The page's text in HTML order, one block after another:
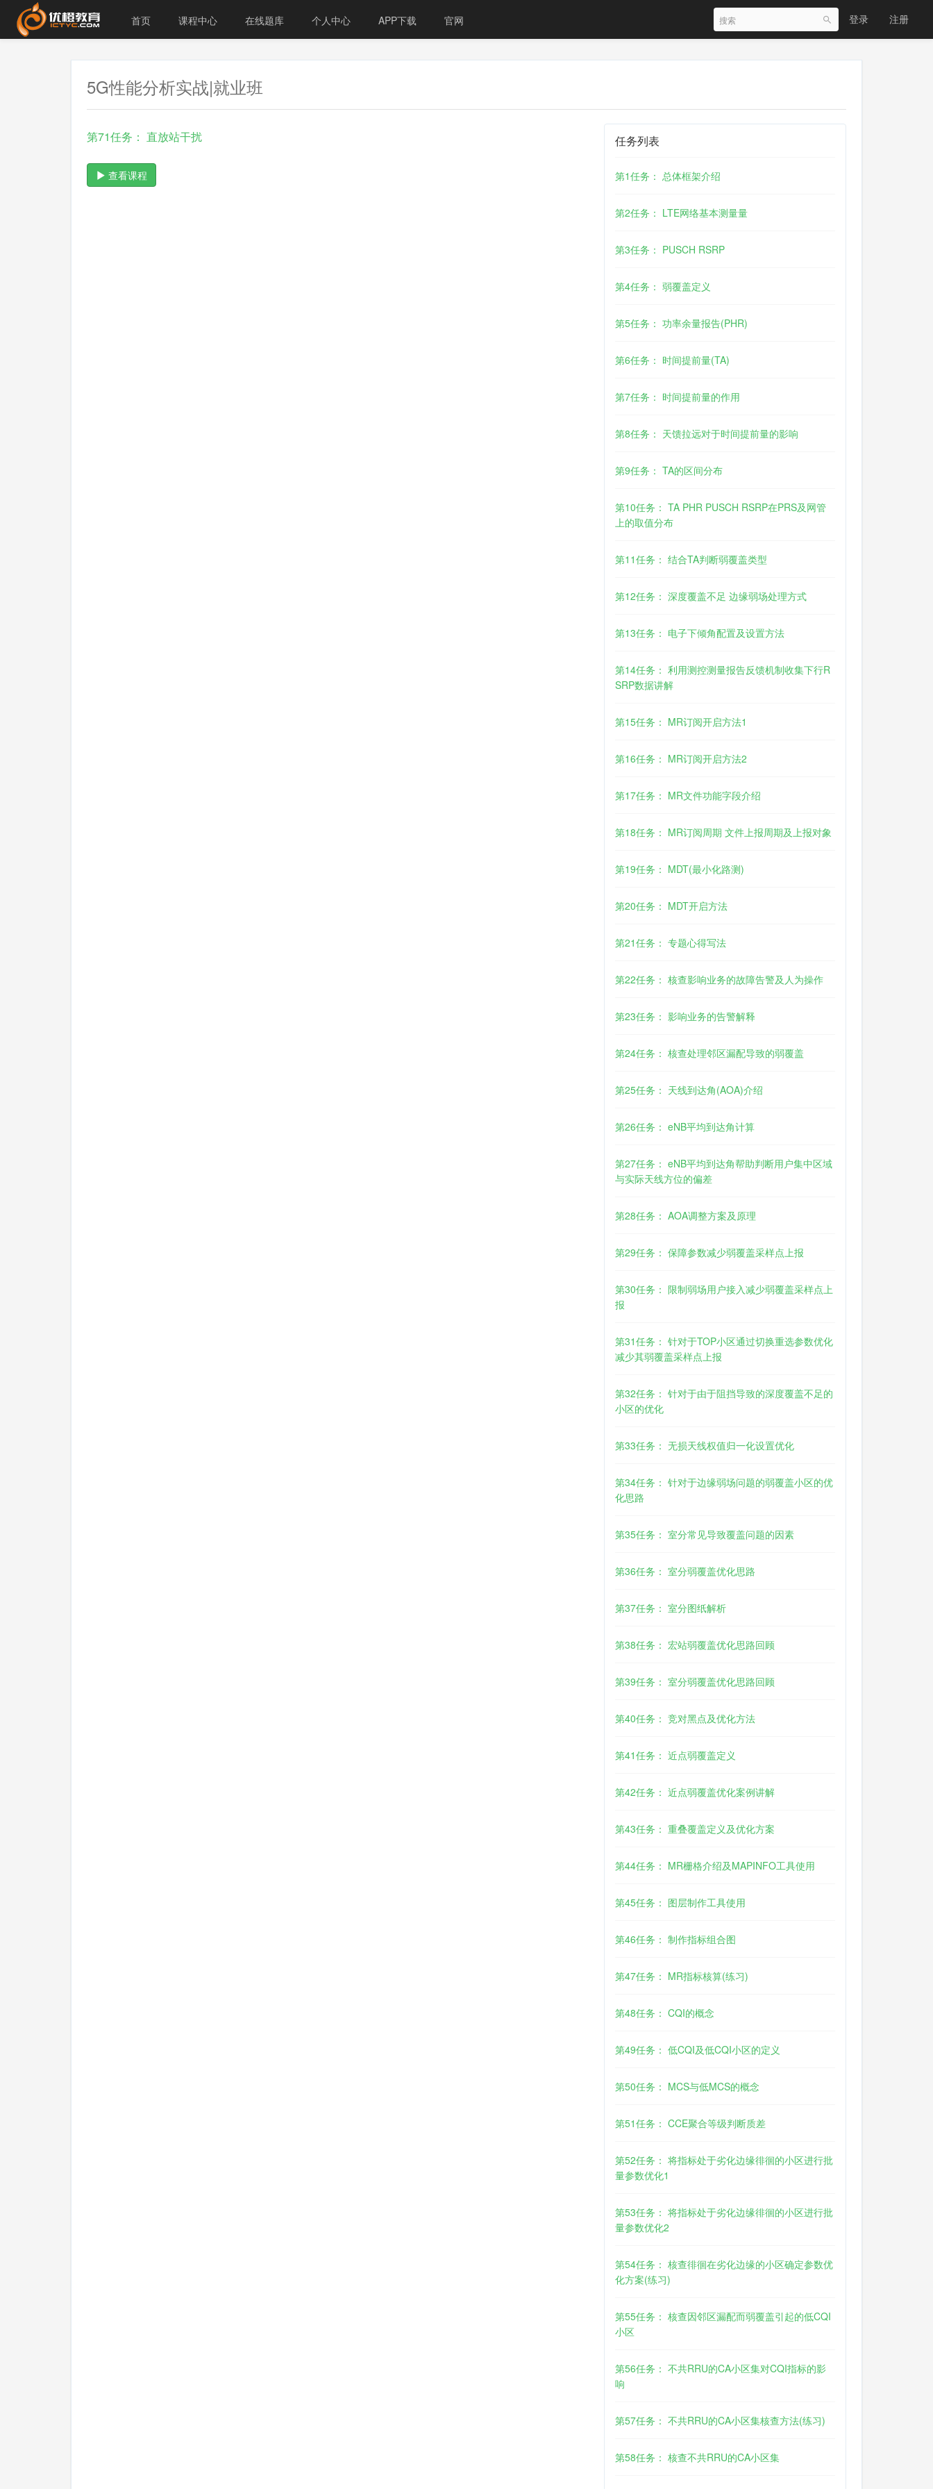
首页 课程中心 在线题库 个人中心 APP下载 官网 登录 注册
5G性能分析实战|就业班
第71任务： 直放站干扰
查看课程
任务列表
第1任务： 总体框架介绍
第2任务： LTE网络基本测量量
第3任务： PUSCH RSRP
第4任务： 弱覆盖定义
第5任务： 功率余量报告(PHR)
第6任务： 时间提前量(TA)
第7任务： 时间提前量的作用
第8任务： 天馈拉远对于时间提前量的影响
第9任务： TA的区间分布
第10任务： TA PHR PUSCH RSRP在PRS及网管
上的取值分布
第11任务： 结合TA判断弱覆盖类型
第12任务： 深度覆盖不足 边缘弱场处理方式
第13任务： 电子下倾角配置及设置方法
第14任务： 利用测控测量报告反馈机制收集下行R
SRP数据讲解
第15任务： MR订阅开启方法1
第16任务： MR订阅开启方法2
第17任务： MR文件功能字段介绍
第18任务： MR订阅周期 文件上报周期及上报对象
第19任务： MDT(最小化路测)
第20任务： MDT开启方法
第21任务： 专题心得写法
第22任务： 核查影响业务的故障告警及人为操作
第23任务： 影响业务的告警解释
第24任务： 核查处理邻区漏配导致的弱覆盖
第25任务： 天线到达角(AOA)介绍
第26任务： eNB平均到达角计算
第27任务： eNB平均到达角帮助判断用户集中区域
与实际天线方位的偏差
第28任务： AOA调整方案及原理
第29任务： 保障参数减少弱覆盖采样点上报
第30任务： 限制弱场用户接入减少弱覆盖采样点上
报
第31任务： 针对于TOP小区通过切换重选参数优化
减少其弱覆盖采样点上报
第32任务： 针对于由于阻挡导致的深度覆盖不足的
小区的优化
第33任务： 无损天线权值归一化设置优化
第34任务： 针对于边缘弱场问题的弱覆盖小区的优
化思路
第35任务： 室分常见导致覆盖问题的因素
第36任务： 室分弱覆盖优化思路
第37任务： 室分图纸解析
第38任务： 宏站弱覆盖优化思路回顾
第39任务： 室分弱覆盖优化思路回顾
第40任务： 竞对黑点及优化方法
第41任务： 近点弱覆盖定义
第42任务： 近点弱覆盖优化案例讲解
第43任务： 重叠覆盖定义及优化方案
第44任务： MR栅格介绍及MAPINFO工具使用
第45任务： 图层制作工具使用
第46任务： 制作指标组合图
第47任务： MR指标核算(练习)
第48任务： CQI的概念
第49任务： 低CQI及低CQI小区的定义
第50任务： MCS与低MCS的概念
第51任务： CCE聚合等级判断质差
第52任务： 将指标处于劣化边缘徘徊的小区进行批
量参数优化1
第53任务： 将指标处于劣化边缘徘徊的小区进行批
量参数优化2
第54任务： 核查徘徊在劣化边缘的小区确定参数优
化方案(练习)
第55任务： 核查因邻区漏配而弱覆盖引起的低CQI
小区
第56任务： 不共RRU的CA小区集对CQI指标的影
响
第57任务： 不共RRU的CA小区集核查方法(练习)
第58任务： 核查不共RRU的CA小区集